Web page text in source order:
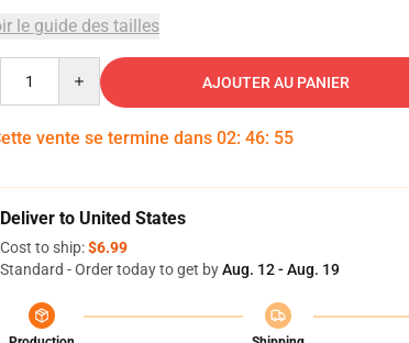
le guide des tailles
AJOUTER AU PANIER
vente se termine dans 02: 46: 54
Deliver to United States
Cost to ship:$6.99
Standard - Order today to get byAug. 12 - Aug. 19